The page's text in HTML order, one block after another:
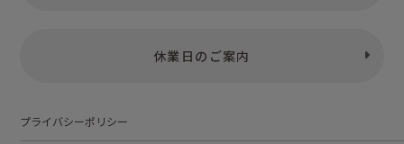
休業日のご案内
プライバシーポリシー